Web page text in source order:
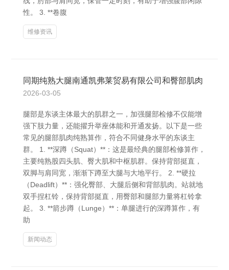
性。 3. **卷腹
维修资讯
同期纯熟大腿南通凯弗莱贸易有限公司和臀部肌肉
2026-03-05
腿部是东谈主体最大的肌群之一，加强腿部检修不仅能增
强下肢力量，还能擢升举座体能和开通发扬。以下是一些
常见的腿部肌肉纯熟算作，符合不同健身水平的东谈主
群。 1. **深蹲（Squat）**：这是最经典的腿部检修算作，
主要纯熟股四头肌、臀大肌和中枢肌群。保持背部挺直，
双脚与肩同宽，渐渐下蹲至大腿与大地平行。 2. **硬拉
（Deadlift）**：强化臀部、大腿后侧和背部肌肉。站就地
双手捏杠铃，保持背部挺直，用臀部和腿部力量将杠铃拿
起。 3. **箭步蹲（Lunge）**：单腿进行的深蹲算作，有
助
新闻动态